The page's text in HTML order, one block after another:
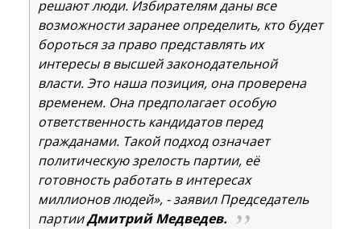
решают люди. Избирателям даны все
возможности заранее определить, кто будет
бороться за право представлять их
интересы в высшей законодательной
власти. Это наша позиция, она проверена
временем. Она предполагает особую
ответственность кандидатов перед
гражданами. Такой подход означает
политическую зрелость партии, её
готовность работать в интересах
миллионов людей», - заявил Председатель
партииДмитрий Медведев.